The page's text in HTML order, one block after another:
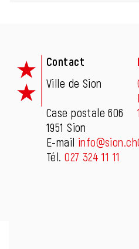
Contact
Ville de Sion
Case postale 606
1951 Sion
E-mail info@sion.ch
Tél.027 324 11 11